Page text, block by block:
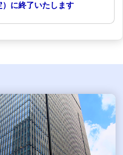
）に終了いたします